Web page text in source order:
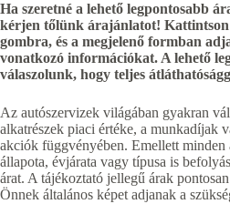
Ha szeretné a lehető legpontosabb
kérjen tőlünk árajánlatot!
gombra, és a megjelenő formban
vonatkozó információkat. A lehető
válaszolunk, hogy teljes
Az autószervizek világában gyakran
alkatrészek piaci értéke, a munkadíjak
akciók függvényében. Emellett minden
állapota, évjárata vagy típusa is
árat. A tájékoztató jellegű árak
Önnek általános képet adjanak a